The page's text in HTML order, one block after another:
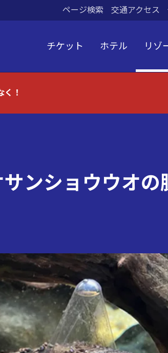
ページ検索 交通アクセス
チケット ホテル リゾ
く！
ンショウウオの